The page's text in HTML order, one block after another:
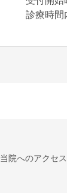
診療時間
当院へのアクセス